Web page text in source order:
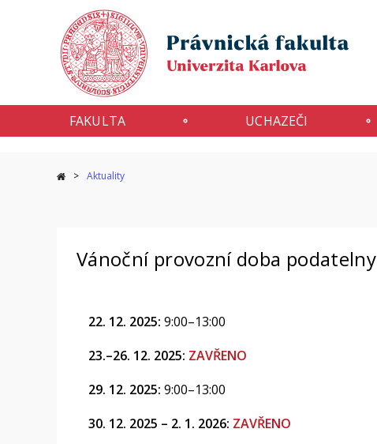
FAKULTA UCHAZEČI
Aktuality
Vánoční provozní doba podatelny
22. 12. 2025: 9:00–13:00
23.–26. 12. 2025: ZAVŘENO
29. 12. 2025: 9:00–13:00
30. 12. 2025 – 2. 1. 2026: ZAVŘENO